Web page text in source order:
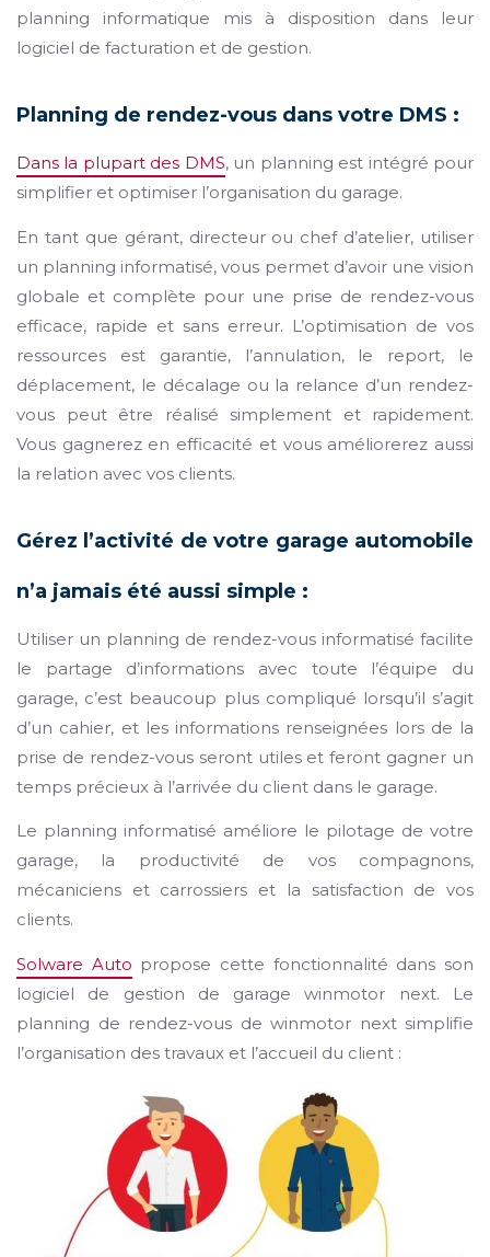
planning informatique mis à disposition dans leur
logiciel de facturation et de gestion.
Planning de rendez-vous dans votre DMS :
Dans la plupart des DMS, un planning est intégré pour
simplifier et optimiser l’organisation du garage.
En tant que gérant, directeur ou chef d’atelier, utiliser
un planning informatisé, vous permet d’avoir une vision
globale et complète pour une prise de rendez-vous
efficace, rapide et sans erreur. L’optimisation de vos
ressources est garantie, l’annulation, le report, le
déplacement, le décalage ou la relance d’un rendez-
vous peut être réalisé simplement et rapidement.
Vous gagnerez en efficacité et vous améliorerez aussi
la relation avec vos clients.
Gérez l’activité de votre garage automobile
n’a jamais été aussi simple :
Utiliser un planning de rendez-vous informatisé facilite
le partage d’informations avec toute l’équipe du
garage, c’est beaucoup plus compliqué lorsqu’il s’agit
d’un cahier, et les informations renseignées lors de la
prise de rendez-vous seront utiles et feront gagner un
temps précieux à l’arrivée du client dans le garage.
Le planning informatisé améliore le pilotage de votre
garage, la productivité de vos compagnons,
mécaniciens et carrossiers et la satisfaction de vos
clients.
Solware Auto propose cette fonctionnalité dans son
logiciel de gestion de garage winmotor next. Le
planning de rendez-vous de winmotor next simplifie
l’organisation des travaux et l’accueil du client :